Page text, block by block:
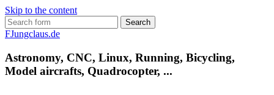
Skip to the content
Search
for:
FJungclaus.de
Astronomy, CNC, Linux, Running, Bicycling,
Model aircrafts, Quadrocopter, ...